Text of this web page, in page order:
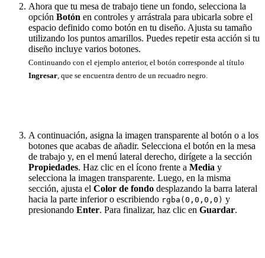
Ahora que tu mesa de trabajo tiene un fondo, selecciona la
opción Botón en controles y arrástrala para ubicarla sobre el
espacio definido como botón en tu diseño. Ajusta su tamaño
utilizando los puntos amarillos. Puedes repetir esta acción si tu
diseño incluye varios botones.
Continuando con el ejemplo anterior, el botón corresponde al título
Ingresar, que se encuentra dentro de un recuadro negro.
A continuación, asigna la imagen transparente al botón o a los
botones que acabas de añadir. Selecciona el botón en la mesa
de trabajo y, en el menú lateral derecho, dirígete a la sección
Propiedades. Haz clic en el ícono frente a Media y
selecciona la imagen transparente. Luego, en la misma
sección, ajusta el Color de fondo desplazando la barra lateral
hacia la parte inferior o escribiendo rgba(0,0,0,0) y
presionando Enter. Para finalizar, haz clic en Guardar.